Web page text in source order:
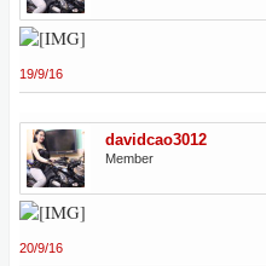
19/9/16
davidcao3012
Member
20/9/16